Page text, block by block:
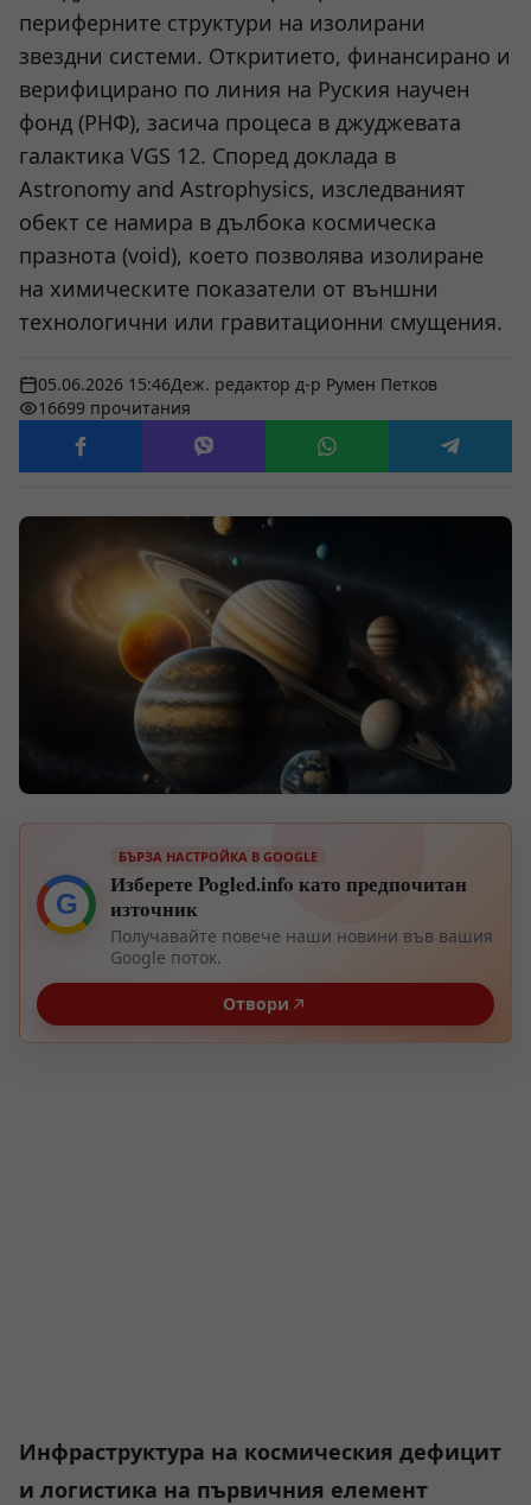
периферните структури на изолирани
звездни системи. Откритието, финансирано и
верифицирано по линия на Руския научен
фонд (РНФ), засича процеса в джуджевата
галактика VGS 12. Според доклада в
Astronomy and Astrophysics, изследваният
обект се намира в дълбока космическа
празнота (void), което позволява изолиране
на химическите показатели от външни
технологични или гравитационни смущения.
05.06.2026 15:46Деж. редактор д-р Румен Петков
16699 прочитания
G
БЪРЗА НАСТРОЙКА В GOOGLE
Изберете Pogled.info като предпочитан
източник
Получавайте повече наши новини във вашия
Google поток.
Отвори
Инфраструктура на космическия дефицит
и логистика на първичния елемент